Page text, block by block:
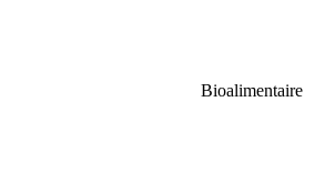
Bioalimentaire